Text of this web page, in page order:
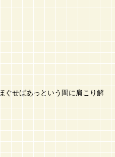
ぐせばあっという間に肩こり解